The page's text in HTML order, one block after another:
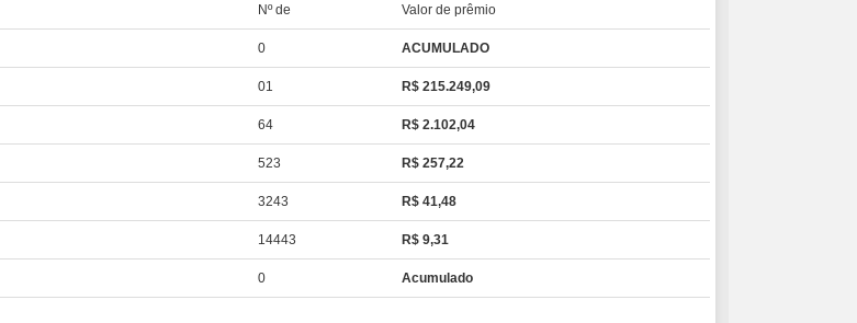
Nº de Valor de prêmio
0 ACUMULADO
01 R$ 215.249,09
64 R$ 2.102,04
523 R$ 257,22
3243 R$ 41,48
14443 R$ 9,31
0 Acumulado